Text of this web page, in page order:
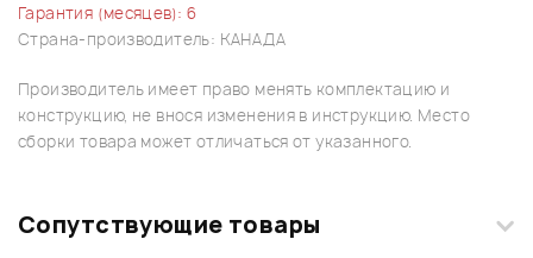
Гарантия (месяцев): 6
Страна-производитель: КАНАДА
Производитель имеет право менять комплектацию и
конструкцию, не внося изменения в инструкцию. Место
сборки товара может отличаться от указанного.
Сопутствующие товары